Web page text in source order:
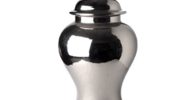
лв.).